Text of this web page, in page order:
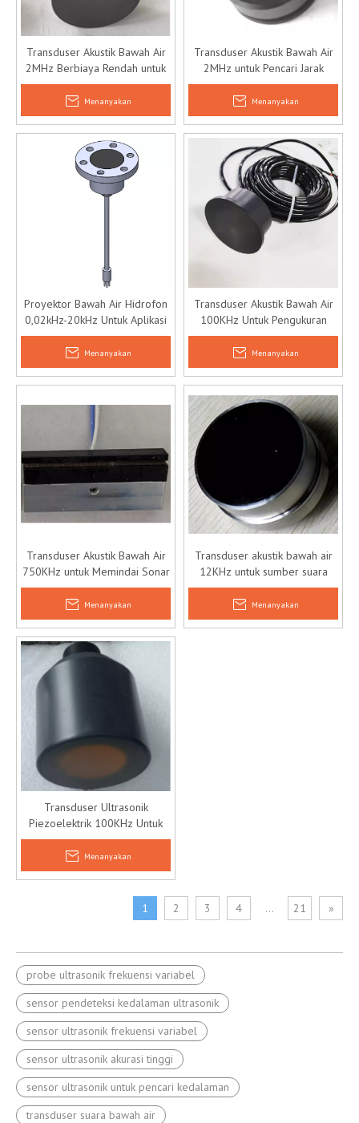
Transduser Akustik Bawah Air
2MHz Berbiaya Rendah untuk
Pencari Jarak Bawah Laut
Menanyakan
Transduser Akustik Bawah Air
2MHz untuk Pencari Jarak
Bawah Laut
Menanyakan
Proyektor Bawah Air Hidrofon
0,02kHz-20kHz Untuk Aplikasi
Oseanografi
Menanyakan
Transduser Akustik Bawah Air
100KHz Untuk Pengukuran
Kedalaman
Menanyakan
Transduser Akustik Bawah Air
750KHz untuk Memindai Sonar
Menanyakan
Transduser akustik bawah air
12KHz untuk sumber suara
bawah air
Menanyakan
Transduser Ultrasonik
Piezoelektrik 100KHz Untuk
Pengukuran Kedalaman
Menanyakan
1 2 3 4 ... 21 »
probe ultrasonik frekuensi variabel
sensor pendeteksi kedalaman ultrasonik
sensor ultrasonik frekuensi variabel
sensor ultrasonik akurasi tinggi
sensor ultrasonik untuk pencari kedalaman
transduser suara bawah air